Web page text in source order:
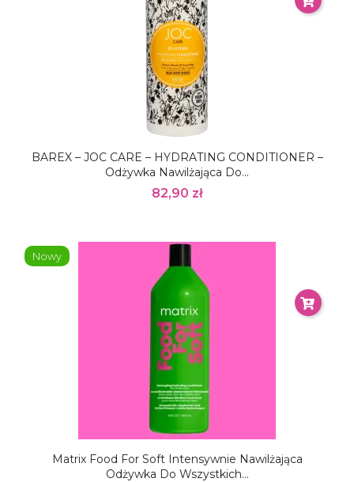
BAREX – JOC CARE – HYDRATING CONDITIONER –
Odżywka Nawilżająca Do...
82,90 zł
Matrix Food For Soft Intensywnie Nawilżająca
Odżywka Do Wszystkich...
Nowy